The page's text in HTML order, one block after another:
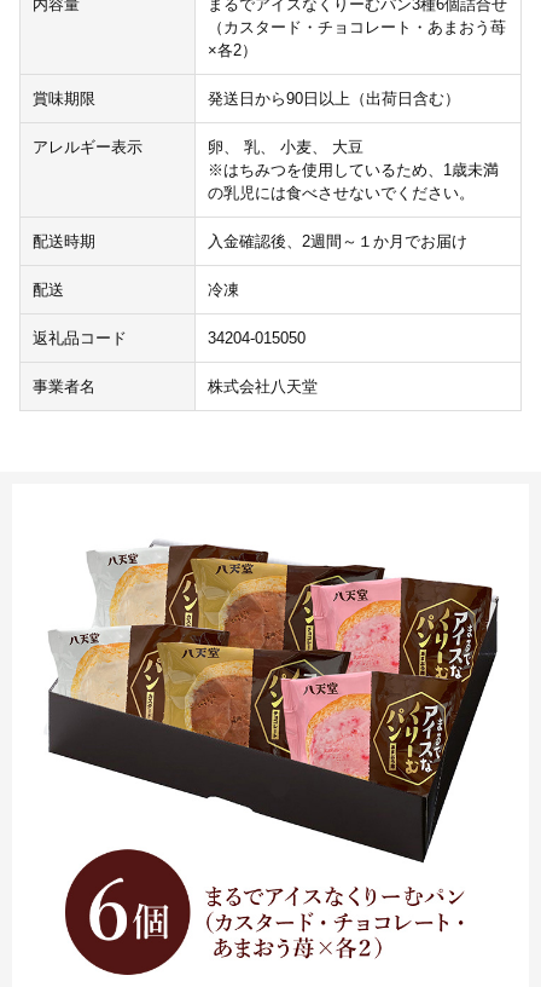
内容量
まるでアイスなくりーむパン3種6個詰合せ
（カスタード・チョコレート・あまおう苺
×各2）
賞味期限 発送日から90日以上（出荷日含む）
アレルギー表示
卵、 乳、 小麦、 大豆
※はちみつを使用しているため、1歳未満
の乳児には食べさせないでください。
配送時期 入金確認後、2週間～１か月でお届け
配送 冷凍
返礼品コード 34204-015050
事業者名 株式会社八天堂